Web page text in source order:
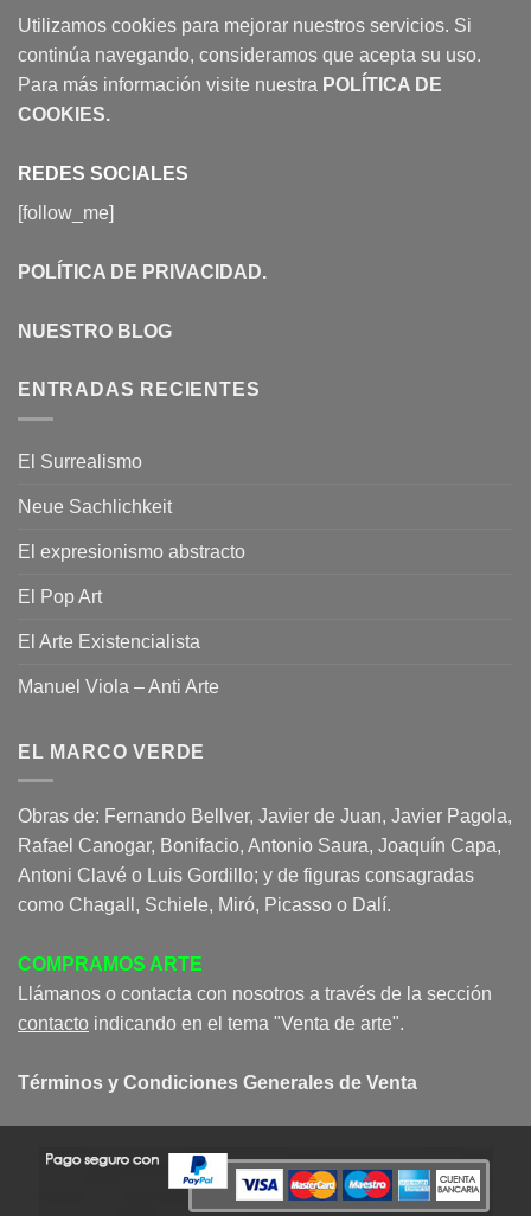
Utilizamos cookies para mejorar nuestros servicios. Si
continúa navegando, consideramos que acepta su uso.
Para más información visite nuestra POLÍTICA DE
COOKIES.
REDES SOCIALES
[follow_me]
POLÍTICA DE PRIVACIDAD.
NUESTRO BLOG
ENTRADAS RECIENTES
El Surrealismo
Neue Sachlichkeit
El expresionismo abstracto
El Pop Art
El Arte Existencialista
Manuel Viola – Anti Arte
EL MARCO VERDE
Obras de: Fernando Bellver, Javier de Juan, Javier Pagola,
Rafael Canogar, Bonifacio, Antonio Saura, Joaquín Capa,
Antoni Clavé o Luis Gordillo; y de figuras consagradas
como Chagall, Schiele, Miró, Picasso o Dalí.
COMPRAMOS ARTE
Llámanos o contacta con nosotros a través de la sección
contacto indicando en el tema "Venta de arte".
Términos y Condiciones Generales de Venta